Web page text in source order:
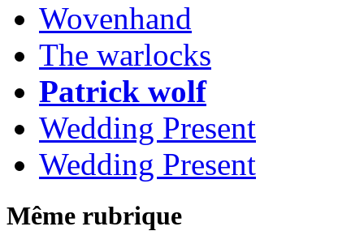
Wovenhand
The warlocks
Patrick wolf
Wedding Present
Wedding Present
Même rubrique